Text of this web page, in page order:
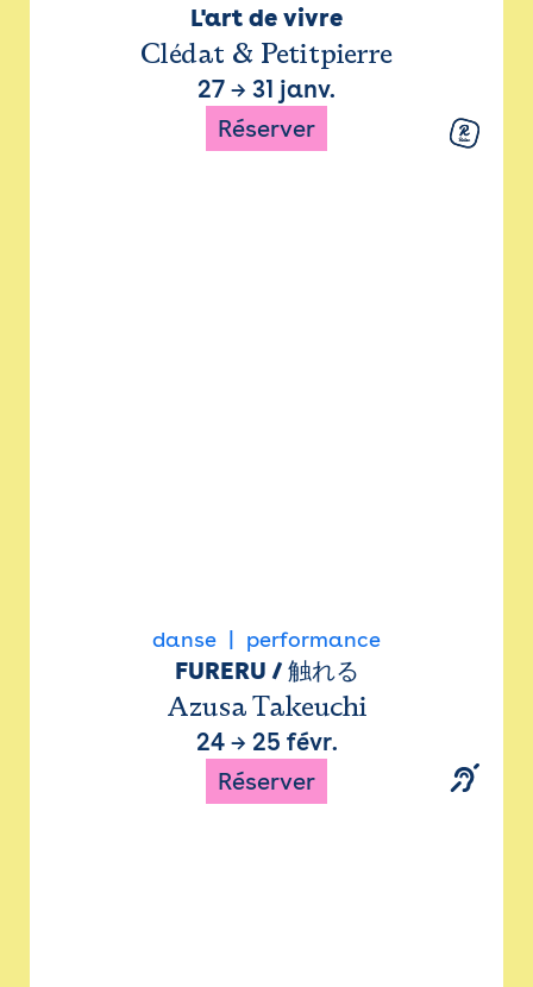
L'art de vivre
Clédat & Petitpierre
27 → 31 janv.
Réserver
danse performance
FURERU / 触れる
Azusa Takeuchi
24→ 25 févr.
Réserver